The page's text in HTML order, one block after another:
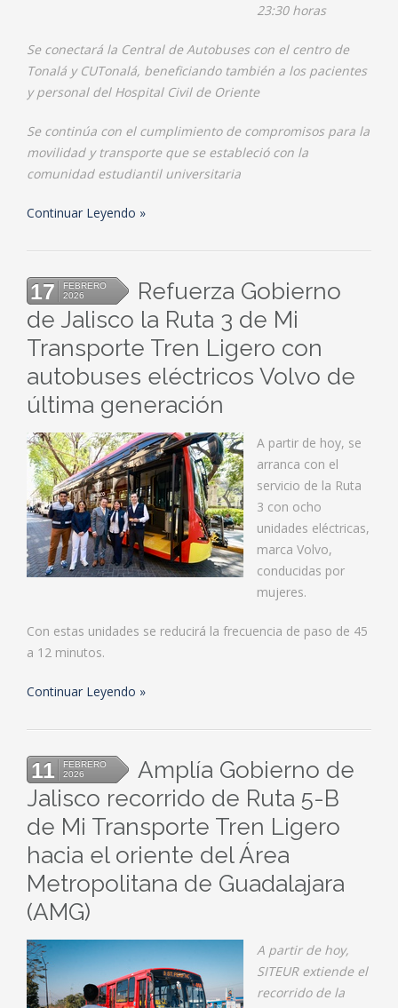
23:30 horas
Se conectará la Central de Autobuses con el centro de
Tonalá y CUTonalá, beneficiando también a los pacientes
y personal del Hospital Civil de Oriente
Se continúa con el cumplimiento de compromisos para la
movilidad y transporte que se estableció con la
comunidad estudiantil universitaria
Continuar Leyendo
17
FEBRERO
2026
Refuerza Gobierno
de Jalisco la Ruta 3 de Mi
Transporte Tren Ligero con
autobuses eléctricos Volvo de
última generación
A partir de hoy, se
arranca con el
servicio de la Ruta
3 con ocho
unidades eléctricas,
marca Volvo,
conducidas por
mujeres.
Con estas unidades se reducirá la frecuencia de paso de 45
a 12 minutos.
Continuar Leyendo
11
FEBRERO
2026
Amplía Gobierno de
Jalisco recorrido de Ruta 5-B
de Mi Transporte Tren Ligero
hacia el oriente del Área
Metropolitana de Guadalajara
(AMG)
A partir de hoy,
SITEUR extiende el
recorrido de la